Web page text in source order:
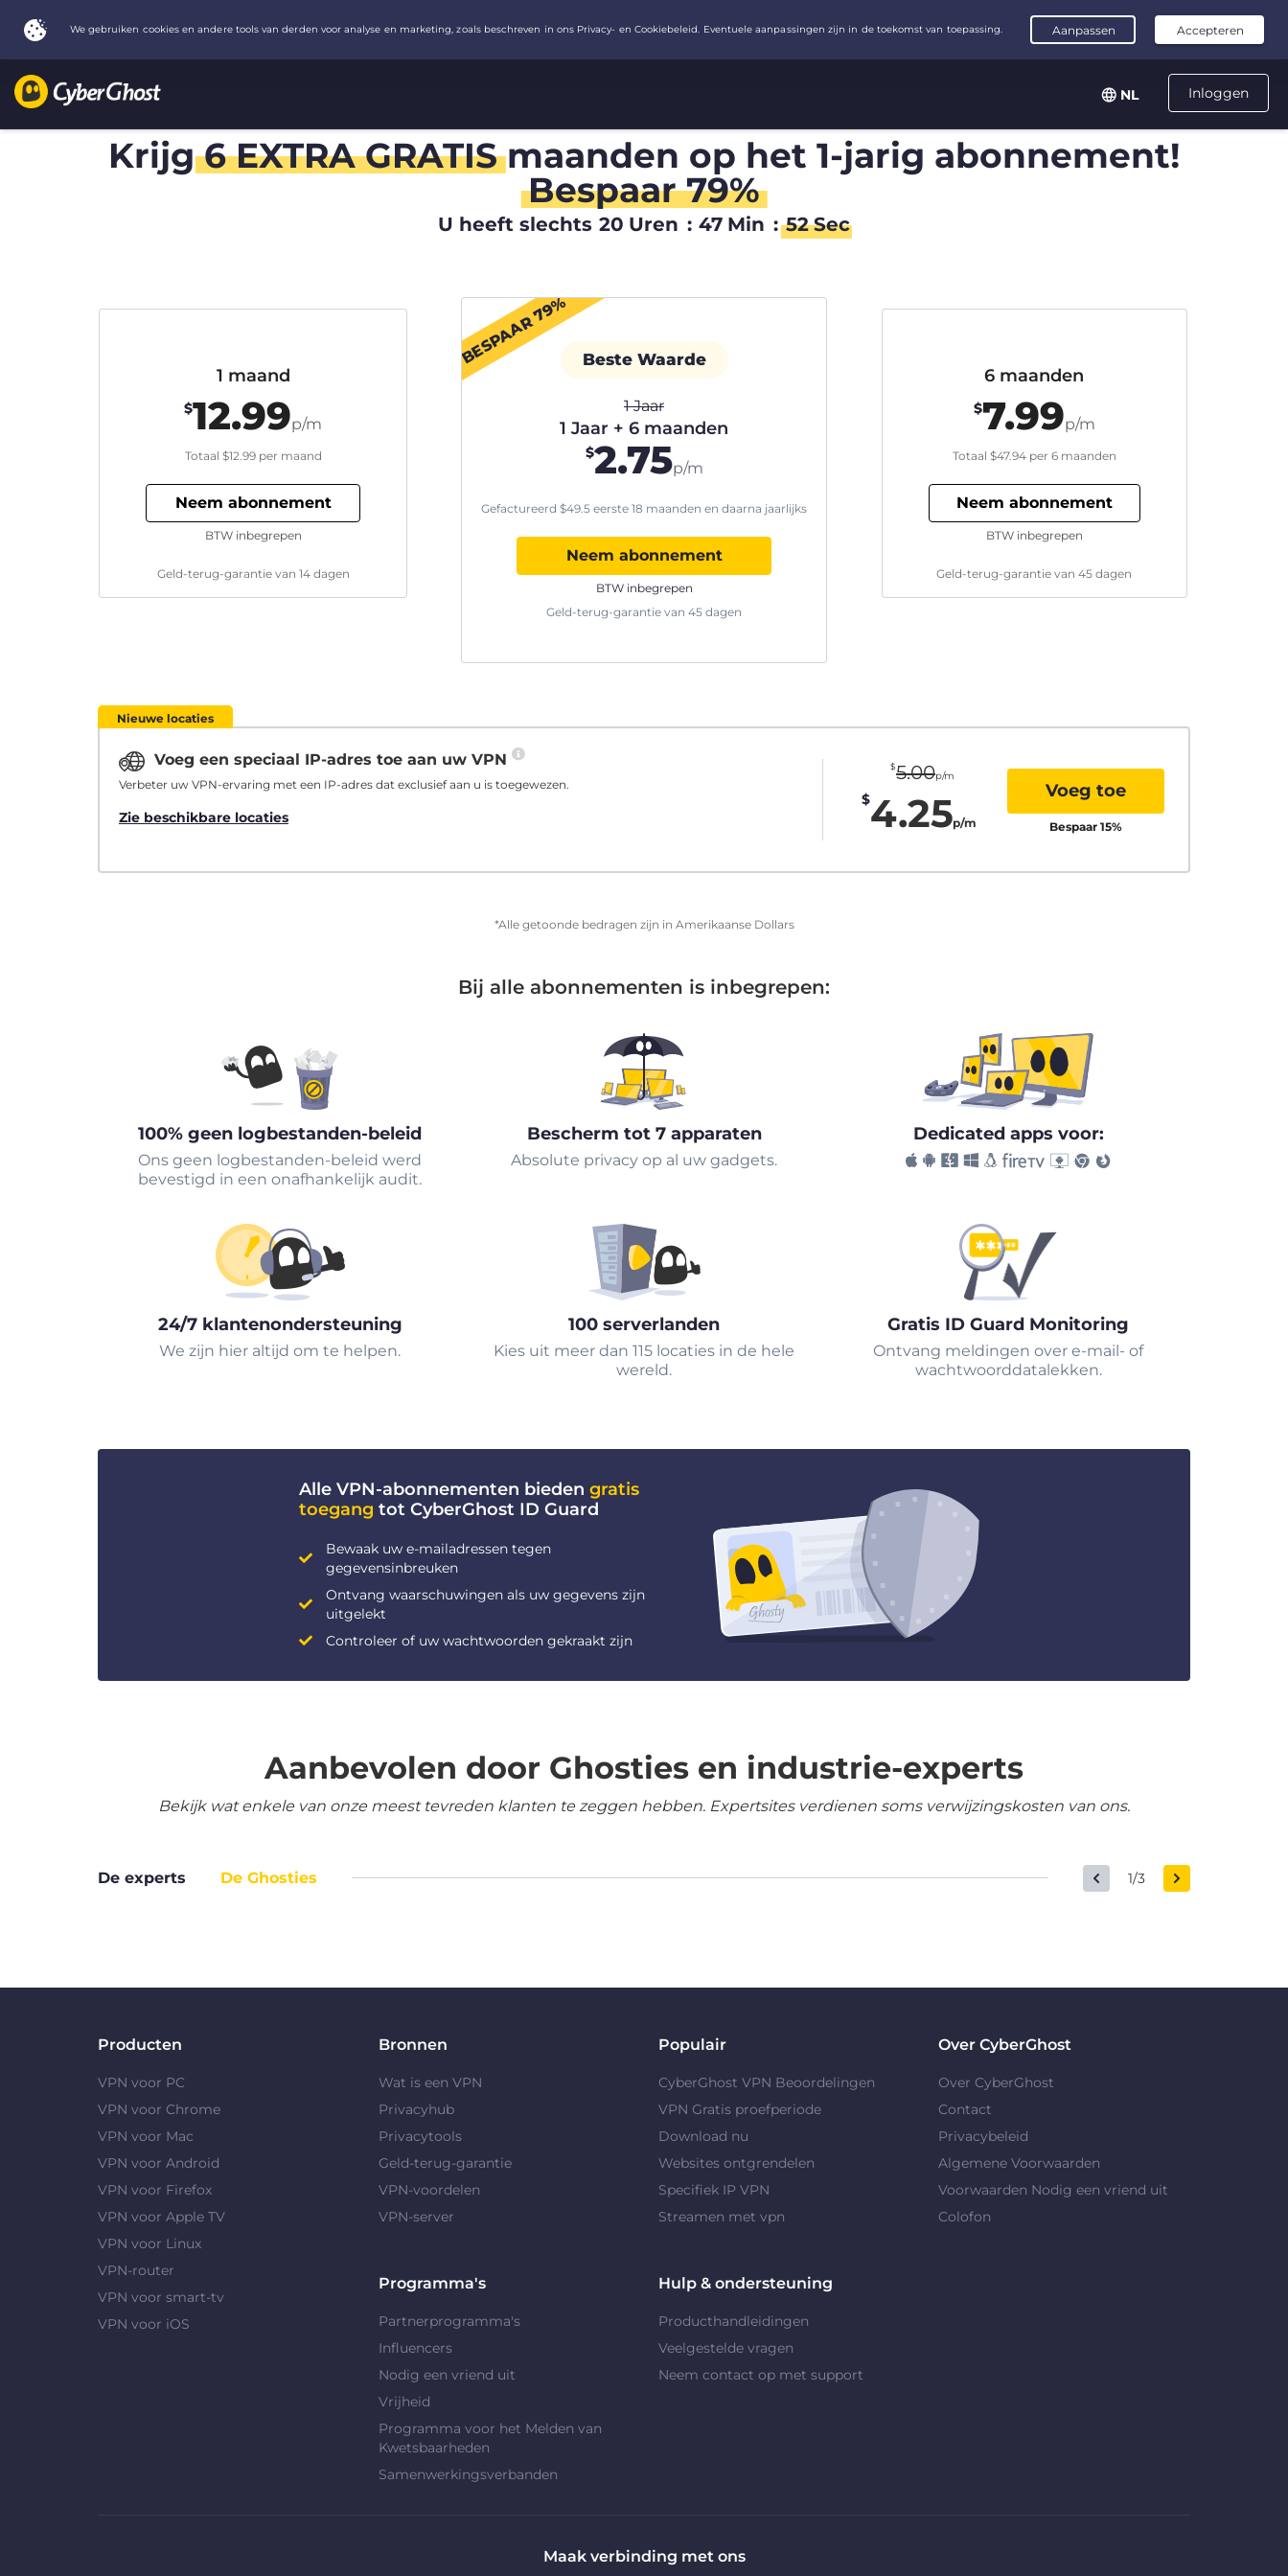
Inloggen
NL
Krijg6 EXTRA GRATISmaanden op het 1-jarig abonnement!
Bespaar 79%
U heeft slechts 20 Uren : 47 Min : 51 Sec
BESPAAR 79% Beste Waarde
1 Jaar
1 Jaar + 6 maanden
$2.75p/m
Gefactureerd $49.5 eerste 18 maanden en daarna jaarlijks
Neem abonnement
BTW inbegrepen
Geld-terug-garantie van 45 dagen
6 maanden
$7.99p/m
Totaal $47.94per 6 maanden
Neem abonnement
Geld-terug-garantie van 45 dagen
BTW inbegrepen
1 maand
$12.99p/m
Totaal $12.99per maand
Neem abonnement
Geld-terug-garantie van 14 dagen
BTW inbegrepen
Nieuwe locaties
Voeg een speciaal IP-adres toe aan uw VPN
Verbeter uw VPN-ervaring met een IP-adres dat exclusief aan u is toegewezen.
Zie beschikbare locaties
$5.00p/m
$4.25p/m
Voeg toe
Bespaar 15%
*Alle getoonde bedragen zijn in Amerikaanse Dollars
Bij alle abonnementen is inbegrepen:
100% geen logbestanden-beleid
Ons geen logbestanden-beleid werd
bevestigd in een onafhankelijk audit.
Bescherm tot 7 apparaten
Absolute privacy op al uw gadgets.
Dedicated apps voor:
24/7 klantenondersteuning
We zijn hier altijd om te helpen.
100 serverlanden
Kies uit meer dan 115 locaties in de hele
wereld.
Gratis ID Guard Monitoring
Ontvang meldingen over e-mail- of
wachtwoorddatalekken.
Alle VPN-abonnementen bieden gratis
toegang tot CyberGhost ID Guard
Bewaak uw e-mailadressen tegen
gegevensinbreuken
Ontvang waarschuwingen als uw gegevens zijn
uitgelekt
Controleer of uw wachtwoorden gekraakt zijn
Aanbevolen door Ghosties en industrie-experts
Bekijk wat enkele van onze meest tevreden klanten te zeggen hebben. Expertsites verdienen soms verwijzingskosten van ons.
De experts De Ghosties 1/3
Producten
VPN voor PC
VPN voor Chrome
VPN voor Mac
VPN voor Android
VPN voor Firefox
VPN voor Apple TV
VPN voor Linux
VPN-router
VPN voor smart-tv
VPN voor iOS
Bronnen
Wat is een VPN
Privacyhub
Privacytools
Geld-terug-garantie
VPN-voordelen
VPN-server
Populair
CyberGhost VPN Beoordelingen
VPN Gratis proefperiode
Download nu
Websites ontgrendelen
Specifiek IP VPN
Streamen met vpn
Over CyberGhost
Over CyberGhost
Contact
Privacybeleid
Algemene Voorwaarden
Voorwaarden Nodig een vriend uit
Colofon
Programma's
Partnerprogramma's
Influencers
Nodig een vriend uit
Vrijheid
Programma voor het Melden van
Kwetsbaarheden
Samenwerkingsverbanden
Hulp & ondersteuning
Producthandleidingen
Veelgestelde vragen
Neem contact op met support
Maak verbinding met ons